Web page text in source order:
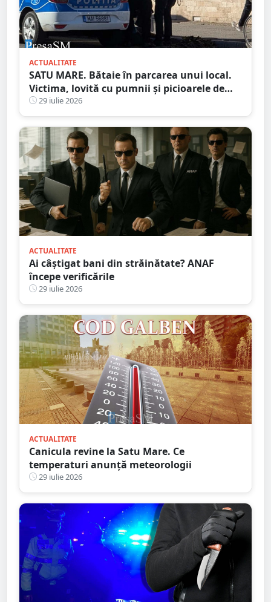
ACTUALITATE
SATU MARE. Bătaie în parcarea unui local.
Victima, lovită cu pumnii și picioarele de
trei agresori
29 iulie 2026
ACTUALITATE
Ai câștigat bani din străinătate? ANAF
începe verificările
29 iulie 2026
ACTUALITATE
Canicula revine la Satu Mare. Ce
temperaturi anunță meteorologii
29 iulie 2026